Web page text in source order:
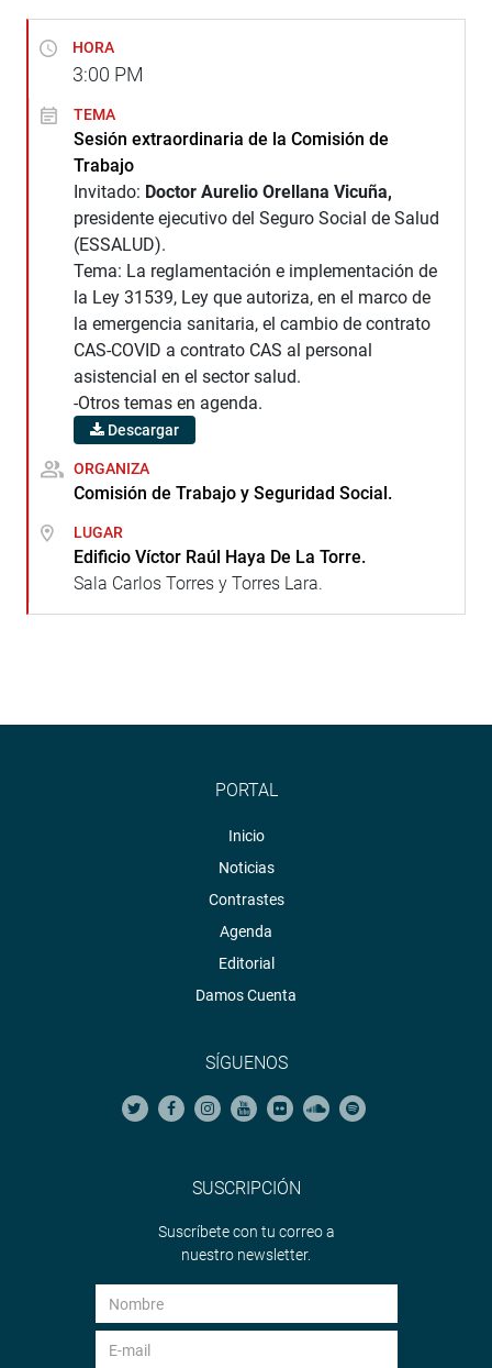
HORA
3:00 PM
TEMA
Sesión extraordinaria de la Comisión de
Trabajo
Invitado: Doctor Aurelio Orellana Vicuña,
presidente ejecutivo del Seguro Social de Salud
(ESSALUD).
Tema: La reglamentación e implementación de
la Ley 31539, Ley que autoriza, en el marco de
la emergencia sanitaria, el cambio de contrato
CAS-COVID a contrato CAS al personal
asistencial en el sector salud.
-Otros temas en agenda.
Descargar
ORGANIZA
Comisión de Trabajo y Seguridad Social.
LUGAR
Edificio Víctor Raúl Haya De La Torre.
Sala Carlos Torres y Torres Lara.
PORTAL
Inicio
Noticias
Contrastes
Agenda
Editorial
Damos Cuenta
SÍGUENOS
SUSCRIPCIÓN
Suscríbete con tu correo a
nuestro newsletter.